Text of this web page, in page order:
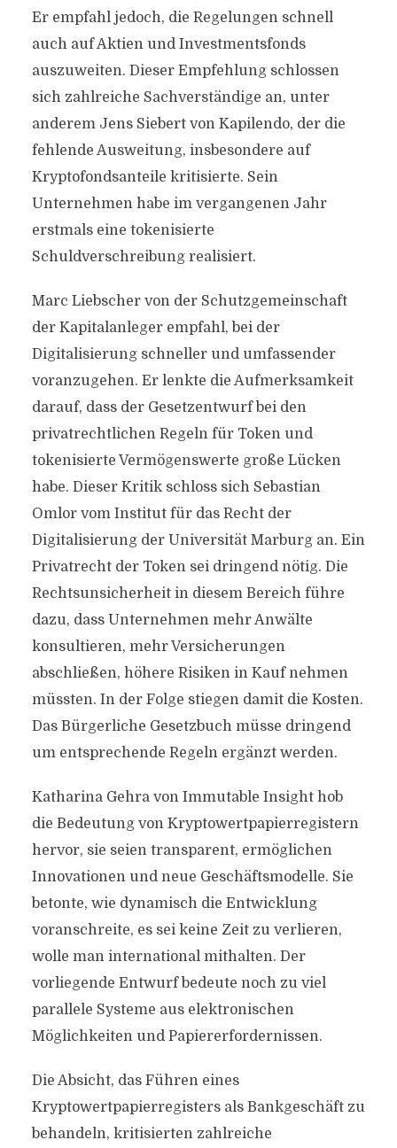
Er empfahl jedoch, die Regelungen schnell
auch auf Aktien und Investmentsfonds
auszuweiten. Dieser Empfehlung schlossen
sich zahlreiche Sachverständige an, unter
anderem Jens Siebert von Kapilendo, der die
fehlende Ausweitung, insbesondere auf
Kryptofondsanteile kritisierte. Sein
Unternehmen habe im vergangenen Jahr
erstmals eine tokenisierte
Schuldverschreibung realisiert.
Marc Liebscher von der Schutzgemeinschaft
der Kapitalanleger empfahl, bei der
Digitalisierung schneller und umfassender
voranzugehen. Er lenkte die Aufmerksamkeit
darauf, dass der Gesetzentwurf bei den
privatrechtlichen Regeln für Token und
tokenisierte Vermögenswerte große Lücken
habe. Dieser Kritik schloss sich Sebastian
Omlor vom Institut für das Recht der
Digitalisierung der Universität Marburg an. Ein
Privatrecht der Token sei dringend nötig. Die
Rechtsunsicherheit in diesem Bereich führe
dazu, dass Unternehmen mehr Anwälte
konsultieren, mehr Versicherungen
abschließen, höhere Risiken in Kauf nehmen
müssten. In der Folge stiegen damit die Kosten.
Das Bürgerliche Gesetzbuch müsse dringend
um entsprechende Regeln ergänzt werden.
Katharina Gehra von Immutable Insight hob
die Bedeutung von Kryptowertpapierregistern
hervor, sie seien transparent, ermöglichen
Innovationen und neue Geschäftsmodelle. Sie
betonte, wie dynamisch die Entwicklung
voranschreite, es sei keine Zeit zu verlieren,
wolle man international mithalten. Der
vorliegende Entwurf bedeute noch zu viel
parallele Systeme aus elektronischen
Möglichkeiten und Papiererfordernissen.
Die Absicht, das Führen eines
Kryptowertpapierregisters als Bankgeschäft zu
behandeln, kritisierten zahlreiche